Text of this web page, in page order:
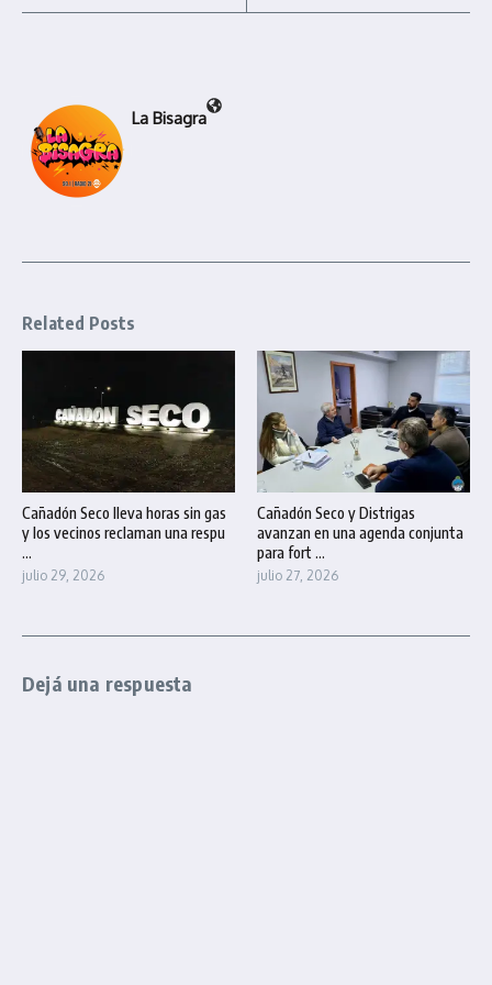
La Bisagra
Related Posts
Cañadón Seco lleva horas sin gas
y los vecinos reclaman una respu
...
julio 29, 2026
Cañadón Seco y Distrigas
avanzan en una agenda conjunta
para fort ...
julio 27, 2026
Dejá una respuesta